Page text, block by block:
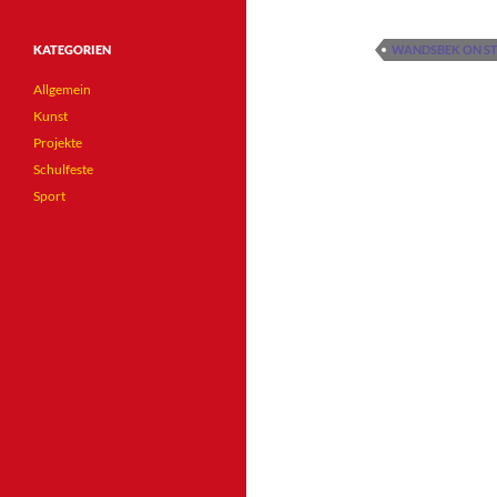
WANDSBEK ON
KATEGORIEN
Allgemein
Kunst
Projekte
Schulfeste
Sport